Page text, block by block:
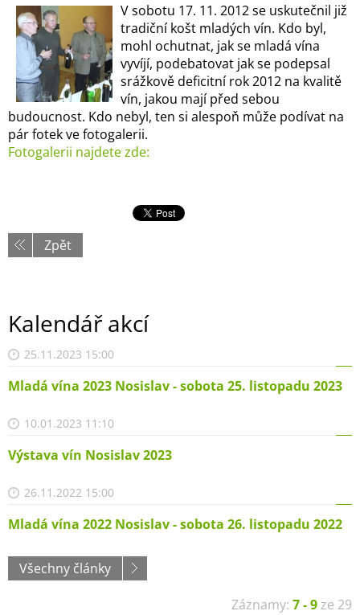
V sobotu 17. 11. 2012 se uskutečnil již
tradiční košt mladých vín. Kdo byl,
mohl ochutnat, jak se mladá vína
vyvíjí, podebatovat jak se podepsal
srážkově deficitní rok 2012 na kvalitě
vín, jakou mají před sebou
budoucnost. Kdo nebyl, ten si alespoň může podívat na
pár fotek ve fotogalerii.
Fotogalerii najdete zde:
Zpět
Kalendář akcí
25.11.2023 15:00
Mladá vína 2023 Nosislav - sobota 25. listopadu 2023
10.01.2023 11:10
Výstava vín Nosislav 2023
26.11.2022 15:00
Mladá vína 2022 Nosislav - sobota 26. listopadu 2022
Všechny články
Záznamy: 7 - 9ze 29